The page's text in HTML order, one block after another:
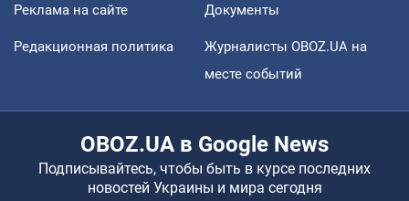
Реклама на сайте Документы
Редакционная политика
Журналисты OBOZ.UA на
месте событий
OBOZ.UA в Google News
Подписывайтесь, чтобы быть в курсе последних
новостей Украины и мира сегодня